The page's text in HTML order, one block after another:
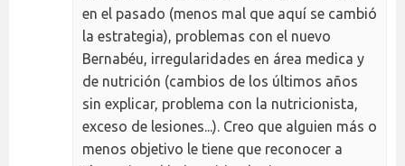
en el pasado (menos mal que aquí se cambió
la estrategia), problemas con el nuevo
Bernabéu, irregularidades en área medica y
de nutrición (cambios de los últimos años
sin explicar, problema con la nutricionista,
exceso de lesiones...). Creo que alguien más o
menos objetivo le tiene que reconocer a